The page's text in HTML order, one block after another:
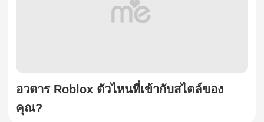
อวตาร Roblox ตัวไหนที่เข้ากับสไตล์ของ
คุณ?